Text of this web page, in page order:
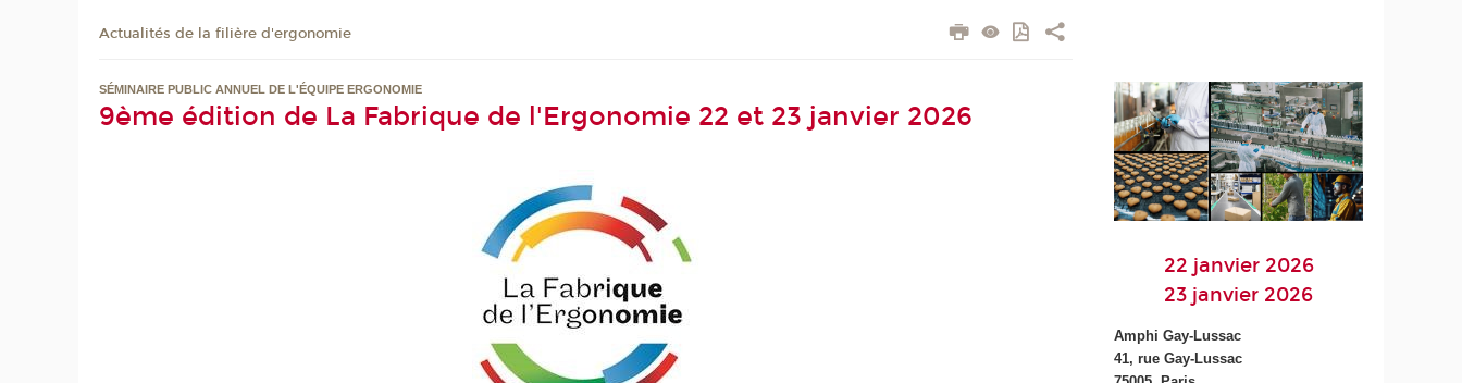
Actualités de la filière d'ergonomie
SÉMINAIRE PUBLIC ANNUEL DE L'ÉQUIPE ERGONOMIE
9ème édition de La Fabrique de l'Ergonomie 22 et 23 janvier 2026
22 janvier 2026
23 janvier 2026
Amphi Gay-Lussac
41, rue Gay-Lussac